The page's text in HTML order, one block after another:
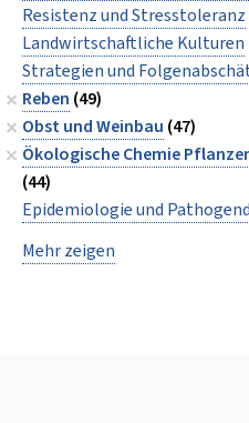
Resistenz und Stresstoleranz
Landwirtschaftliche Kulturen
Strategien und
Reben (49)
Obst und Weinbau (47)
Ökologische Chemie
(44)
Epidemiologie und
Mehr zeigen